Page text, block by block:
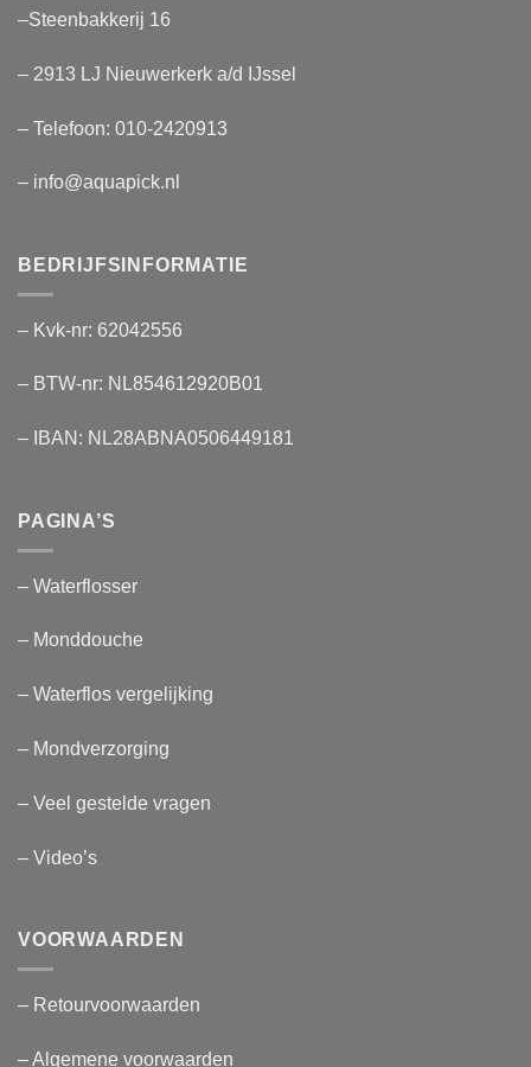
–Steenbakkerij 16
– 2913 LJ Nieuwerkerk a/d IJssel
– Telefoon: 010-2420913
– info@aquapick.nl
BEDRIJFSINFORMATIE
– Kvk-nr: 62042556
– BTW-nr: NL854612920B01
– IBAN: NL28ABNA0506449181
PAGINA’S
– Waterflosser
– Monddouche
– Waterflos vergelijking
– Mondverzorging
– Veel gestelde vragen
– Video’s
VOORWAARDEN
– Retourvoorwaarden
– Algemene voorwaarden